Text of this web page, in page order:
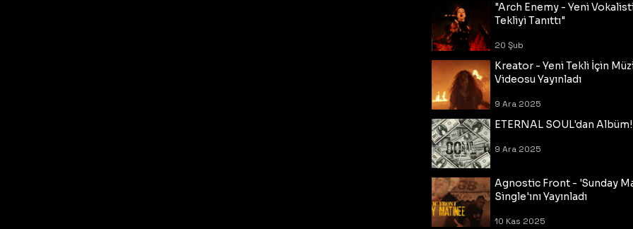
"Arch Enemy - Yeni
Tekliyi Tanıttı"
20 Şub
Kreator - Yeni Tekli İçin
Videosu Yayınladı
9 Ara 2025
ETERNAL SOUL'dan Albüm!
9 Ara 2025
Agnostic Front - 'Sunday
Single'ını Yayınladı
10 Kas 2025